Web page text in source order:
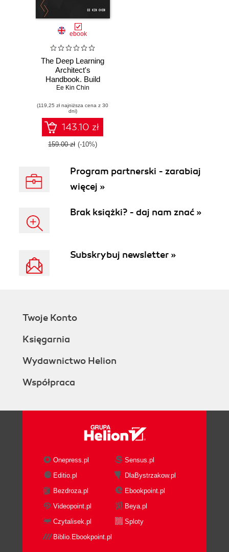
ebook
The Deep Learning
Architect's
Handbook. Build
and deploy
DL solutions
leveraging the
latest Python
techniques
Ee Kin Chin
(119,25 zł najniższa cena z 30
dni)
143.10 zł
159.00 zł (-10%)
Program partnerski - zarabiaj
więcej »
Brak książki? - daj nam znać »
Subskrybuj newsletter »
Twoje Konto
Księgarnia
Wydawnictwo Helion
Współpraca
Onepress.pl
Sensus.pl
Editio.pl
DlaBystrzakow.pl
Bezdroza.pl
Ebookpoint.pl
Videopoint.pl
Beya.pl
Czytalisek.pl
Sploty
Biblio.Ebookpoint.pl